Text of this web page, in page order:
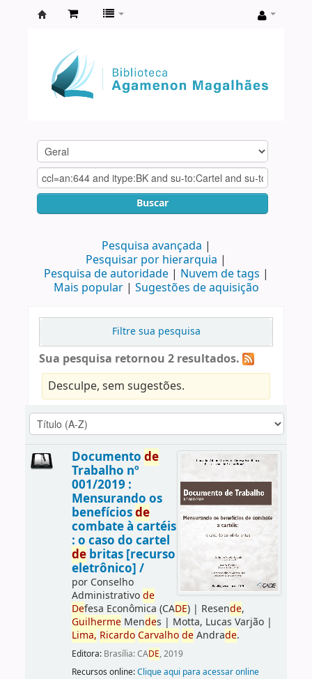
Agamenon
Magalhães
Buscar
Pesquisa avançada
Pesquisar por hierarquia
Pesquisa de autoridade
Nuvem de tags
Mais popular
Sugestões de aquisição
Filtre sua pesquisa
Sua pesquisa retornou 2 resultados.
Desculpe, sem sugestões.
Documento de
Trabalho nº
001/2019 :
Mensurando os
benefíciosde
combate à cartéis
: o caso do cartel
debritas [recurso
eletrônico] /
por Conselho
Administrativode
Defesa Econômica (CADE)| Resende,
GuilhermeMendes | Motta, Lucas Varjão|
Lima, Ricardo Carvalho deAndrade.
Editora: Brasília: CADE, 2019
Recursos online:Clique aqui para acessar online